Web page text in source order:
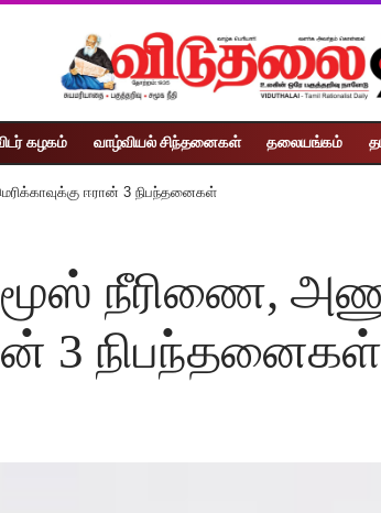
கழகம் வாழ்வியல் சிந்தனைகள் தலையங்கம்
ஈரான் 3 நிபந்தனைகள்
நீரிணை,
3 நிபந்தனைகள்